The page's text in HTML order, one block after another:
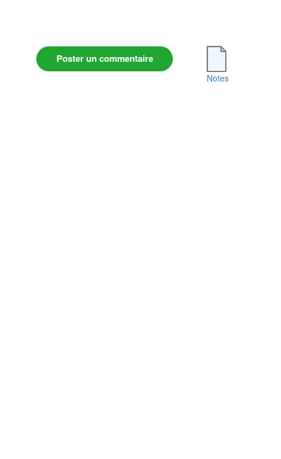
Poster un commentaire
Notes